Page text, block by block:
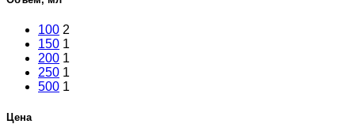
100 2
150 1
200 1
250 1
500 1
Цена